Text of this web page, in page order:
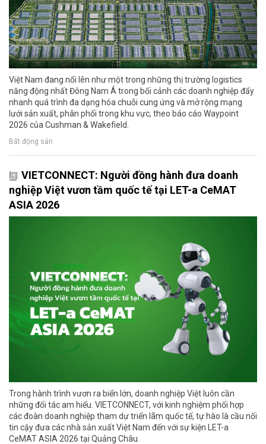
Việt Nam đang nổi lên như một trong những thị trường logistics
năng động nhất Đông Nam Á trong bối cảnh các doanh nghiệp đẩy
nhanh quá trình đa dạng hóa chuỗi cung ứng và mở rộng mạng
lưới sản xuất, phân phối trong khu vực, theo báo cáo Waypoint
2026 của Cushman & Wakefield.
Bất động sản
VIETCONNECT: Người đồng hành đưa doanh
nghiệp Việt vươn tầm quốc tế tại LET-a CeMAT
ASIA 2026
Trong hành trình vươn ra biển lớn, doanh nghiệp Việt luôn cần
những đối tác am hiểu. VIETCONNECT, với kinh nghiệm phối hợp
các đoàn doanh nghiệp tham dự triển lãm quốc tế, tự hào là cầu nối
tin cậy đưa các nhà sản xuất Việt Nam đến với sự kiện LET-a
CeMAT ASIA 2026 tại Quảng Châu.